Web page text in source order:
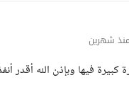
منذ شهرين